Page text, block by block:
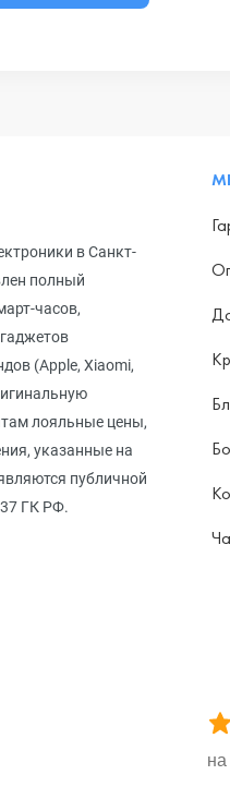
в Санкт-
полный
часов,
(Apple, Xiaomi,
лояльные цены,
указанные на
публичной
ГК РФ.